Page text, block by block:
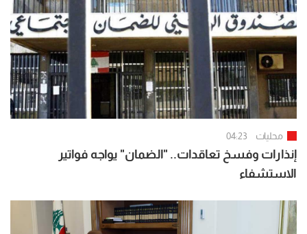
محليات 04:23
إنذارات وفسخ تعاقدات.. "الضمان" يواجه فواتير
الاستشفاء